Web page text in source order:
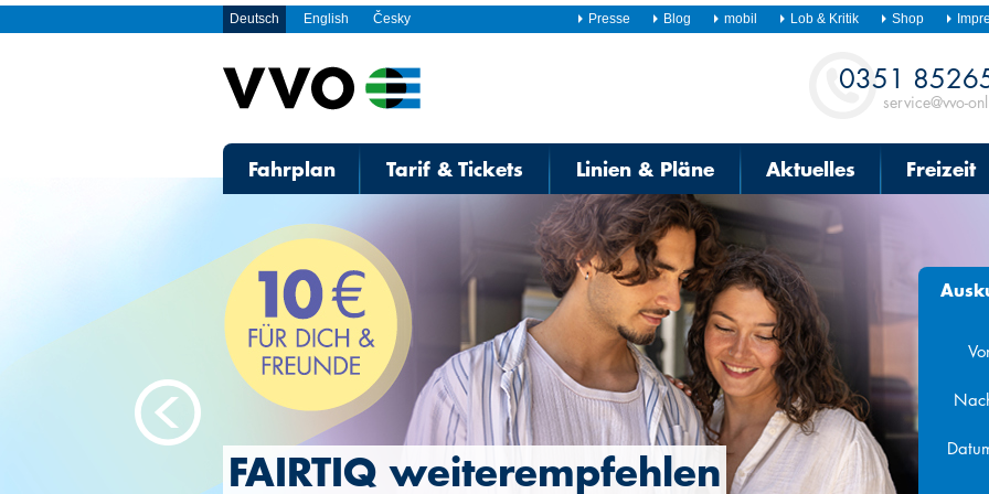
Deutsch English Česky Presse Blog mobil Lob & Kritik Shop
Kontakt
0351
service@vvo-
Fahrplan Tarif & Tickets Linien & Pläne Aktuelles Freizeit
FAIRTIQ weiterempfehlen